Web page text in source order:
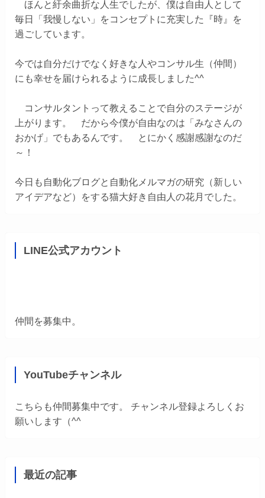
ほんと紆余曲折な人生でしたが、僕は自由人として
毎日「我慢しない」をコンセプトに充実した『時』を
過ごしています。
今では自分だけでなく好きな人やコンサル生（仲間）
にも幸せを届けられるように成長しました^^
コンサルタントって教えることで自分のステージが
上がります。 だから今僕が自由なのは「みなさんの
おかげ」でもあるんです。 とにかく感謝感謝なのだ
～！
今日も自動化ブログと自動化メルマガの研究（新しい
アイデアなど）をする猫大好き自由人の花月でした。
LINE公式アカウント
仲間を募集中。
YouTubeチャンネル
こちらも仲間募集中です。 チャンネル登録よろしくお
願いします（^^
最近の記事